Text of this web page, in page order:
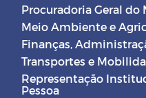
Procuradoria Geral
Meio Ambiente e
Finanças,
Transportes e
Representação
Pessoa